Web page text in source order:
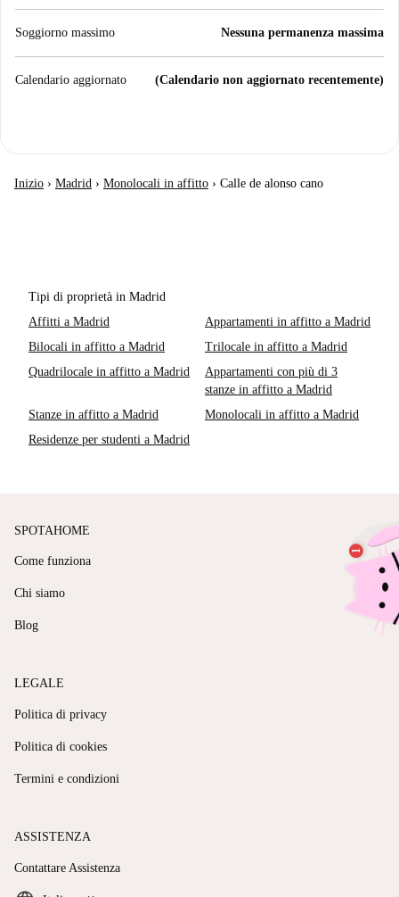
Soggiorno massimo Nessuna permanenza massima
Calendario aggiornato (Calendario non aggiornato recentemente)
Inizio › Madrid › Monolocali in affitto › Calle de alonso cano
Tipi di proprietà in Madrid
Affitti a Madrid
Appartamenti in affitto a Madrid
Bilocali in affitto a Madrid
Trilocale in affitto a Madrid
Quadrilocale in affitto a Madrid
Appartamenti con più di 3
stanze in affitto a Madrid
Stanze in affitto a Madrid
Monolocali in affitto a Madrid
Residenze per studenti a Madrid
SPOTAHOME
Come funziona
Chi siamo
Blog
LEGALE
Politica di privacy
Politica di cookies
Termini e condizioni
ASSISTENZA
Contattare Assistenza